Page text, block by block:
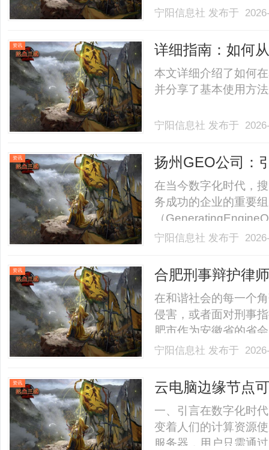
SAL、海运水陆路业
们首先要确保的是我
宁阳信息社 发布于
资讯
详细指南：如何
巧
本文详细介绍了如何
并分享了基本使用方
宁阳信息社 发布于
资讯 扬州GEO公司：
在当今数字化时代，
务成功的企业的重要
（
正在不断推动行业发
动企业增长方面的独
宁阳信息社 发布于
资讯 合肥刑事辩护律
在和谐社会的每一个
侵害，或者面对刑事
肥市作为安徽省的省
境下，合肥刑事辩护
色与重要性刑事辩护
他.........
宁阳信息社 发布于
资讯 云电脑边缘节点
一、引言在数字化时
变着人们的计算资源
服务器，用户只需通